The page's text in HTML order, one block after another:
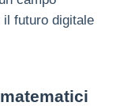
il futuro digitale